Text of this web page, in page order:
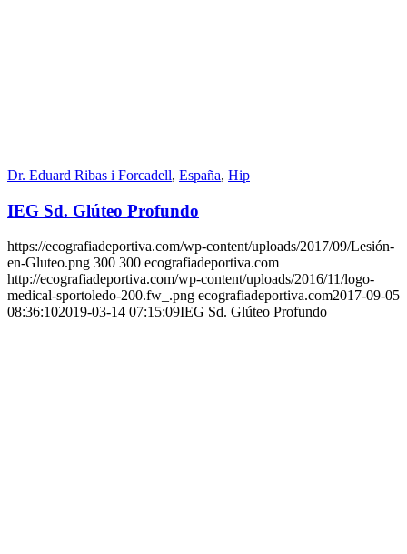
Dr. Eduard Ribas i Forcadell, España, Hip
IEG Sd. Glúteo Profundo
https://ecografiadeportiva.com/wp-content/uploads/2017/09/Lesión-
en-Gluteo.png 300 300 ecografiadeportiva.com
http://ecografiadeportiva.com/wp-content/uploads/2016/11/logo-
medical-sportoledo-200.fw_.png ecografiadeportiva.com2017-09-05
08:36:102019-03-14 07:15:09IEG Sd. Glúteo Profundo